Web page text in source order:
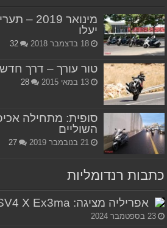
מינואר
יעלו
18 בדצמבר 2018 32
טור עורך – דרך
13 במאי 2015 28
סופית: מתחילה
השוליים
21 בנובמבר 2019 27
כתבות רנדומליות
אפריליה מציגה: RSV4 X Ex3ma במאה אלף דולר
23 בספטמבר 2024